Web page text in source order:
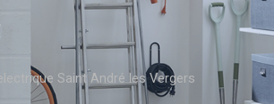
Saint André les Vergers